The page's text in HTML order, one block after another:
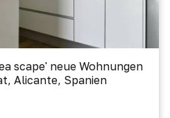
scape' neue Wohnungen
Alicante, Spanien